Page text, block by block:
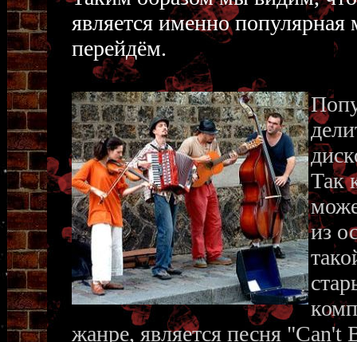
является именно
перейдём.
Так
из
жанре, является песня "Can't